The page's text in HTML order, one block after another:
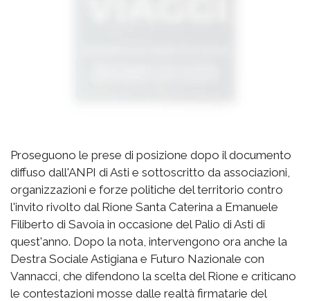
Proseguono le prese di posizione dopo il documento
diffuso dall'ANPI di Asti e sottoscritto da associazioni,
organizzazioni e forze politiche del territorio contro
l'invito rivolto dal Rione Santa Caterina a Emanuele
Filiberto di Savoia in occasione del Palio di Asti di
quest'anno. Dopo la nota, intervengono ora anche la
Destra Sociale Astigiana e Futuro Nazionale con
Vannacci, che difendono la scelta del Rione e criticano
le contestazioni mosse dalle realtà firmatarie del